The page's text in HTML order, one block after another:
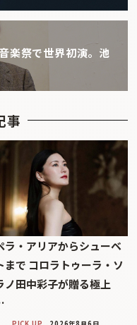
楽祭で世界初演。池
事
ラ・アリアからシューベ
まで コロラトゥーラ・ソ
ノ田中彩子が贈る極上